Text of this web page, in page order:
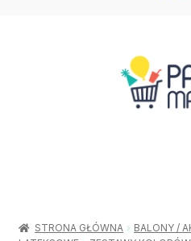
STRONA GŁÓWNA BALONY /